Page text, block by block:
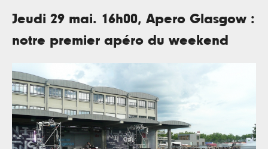
Jeudi 29 mai. 16h00, Apero Glasgow :
notre premier apéro du weekend